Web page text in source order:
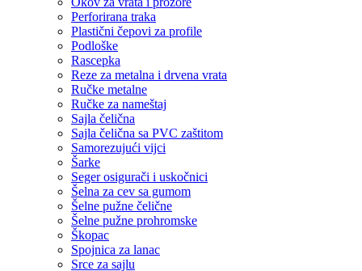
Perforirana traka
Plastični čepovi za profile
Podloške
Rascepka
Reze za metalna i drvena vrata
Ručke metalne
Ručke za nameštaj
Sajla čelična
Sajla čelična sa PVC zaštitom
Samorezujući vijci
Šarke
Seger osigurači i uskočnici
Šelna za cev sa gumom
Šelne pužne čelične
Šelne pužne prohromske
Škopac
Spojnica za lanac
Srce za sajlu